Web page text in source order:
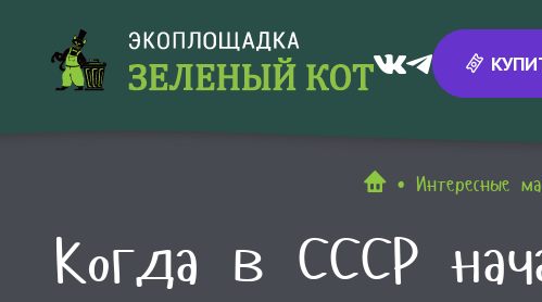
Интересные
Когда в СССР